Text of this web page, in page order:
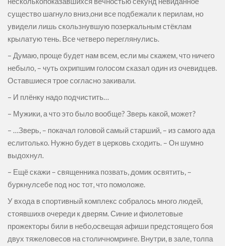
существо шагнуло вниз,они все подбежали к перилам, но
увидели лишь скользнувшую позеркальным стёклам
крылатую тень. Все четверо переглянулись.
– Думаю, проще будет нам всем, если мы скажем, что ничего
небыло, – чуть охрипшим голосом сказал один из очевидцев.
Оставшиеся трое согласно закивали.
– И плёнку надо подчистить…
– Мужики, а что это было вообще? Зверь какой, может?
– …Зверь, – покачал головой самый старший, – из самого ада
еслитолько. Нужно будет в церковь сходить. – Он шумно
выдохнул.
– Ещё скажи – священника позвать, домик освятить, –
буркнулсебе под нос тот, что помоложе.
У входа в спортивный комплекс собралось много людей,
стоявшихв очереди к дверям. Синие и фиолетовые
прожекторы били в небо,освещая афиши предстоящего боя
двух тяжеловесов на столичномринге. Внутри, в зале, толпа